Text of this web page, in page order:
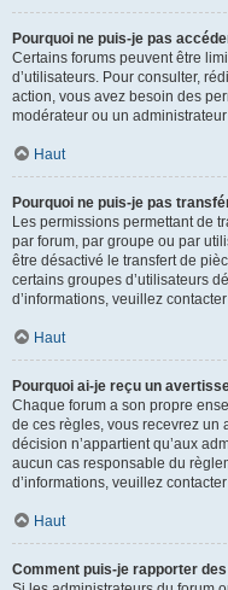
Pourquoi ne puis-je pas
Certains forums peuvent être
d’utilisateurs. Pour consulter,
action, vous avez besoin des
modérateur ou un
Haut
Pourquoi ne puis-je pas
Les permissions permettant de
par forum, par groupe ou par
être désactivé le transfert de
certains groupes d’utilisateurs
d’informations, veuillez
Haut
Pourquoi ai-je reçu un
Chaque forum a son propre
de ces règles, vous recevrez un
décision n’appartient qu’aux
aucun cas responsable du
d’informations, veuillez
Haut
Comment puis-je rapporter